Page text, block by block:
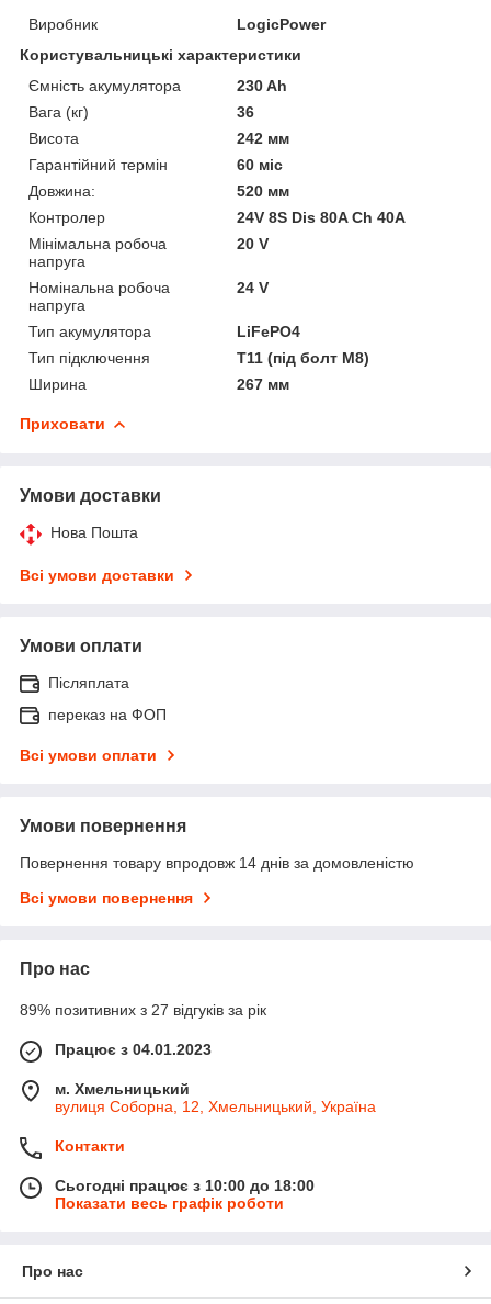
Виробник
LogicPower
Користувальницькі характеристики
Ємність акумулятора
230 Ah
Вага (кг)
36
Висота
242 мм
Гарантійний термін
60 міс
Довжина:
520 мм
Контролер
24V 8S Dis 80A Ch 40A
Мінімальна робоча
напруга
20 V
Номінальна робоча
напруга
24 V
Тип акумулятора
LiFePO4
Тип підключення
T11 (під болт М8)
Ширина
267 мм
Приховати
Умови доставки
Нова Пошта
Всі умови доставки
Умови оплати
Післяплата
переказ на ФОП
Всі умови оплати
Умови повернення
Повернення товару впродовж 14 днів за домовленістю
Всі умови повернення
Про нас
89% позитивних з 27 відгуків за рік
Працює з 04.01.2023
м. Хмельницький
вулиця Соборна, 12, Хмельницький, Україна
Контакти
Сьогодні працює з 10:00 до 18:00
Показати весь графік роботи
Про нас